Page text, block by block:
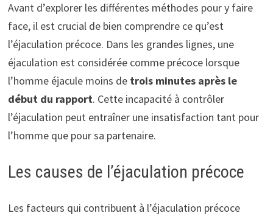
Avant d’explorer les différentes méthodes pour y faire
face, il est crucial de bien comprendre ce qu’est
l’éjaculation précoce. Dans les grandes lignes, une
éjaculation est considérée comme précoce lorsque
l’homme éjacule moins de trois minutes après le
début du rapport. Cette incapacité à contrôler
l’éjaculation peut entraîner une insatisfaction tant pour
l’homme que pour sa partenaire.
Les causes de l’éjaculation précoce
Les facteurs qui contribuent à l’éjaculation précoce